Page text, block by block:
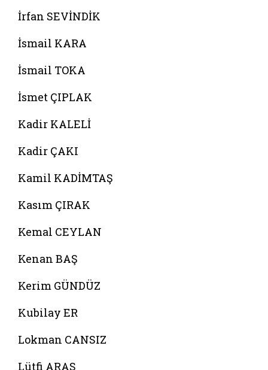
İrfan SEVİNDİK
İsmail KARA
İsmail TOKA
İsmet ÇIPLAK
Kadir KALELİ
Kadir ÇAKI
Kamil KADİMTAŞ
Kasım ÇIRAK
Kemal CEYLAN
Kenan BAŞ
Kerim GÜNDÜZ
Kubilay ER
Lokman CANSIZ
Lütfi ARAS